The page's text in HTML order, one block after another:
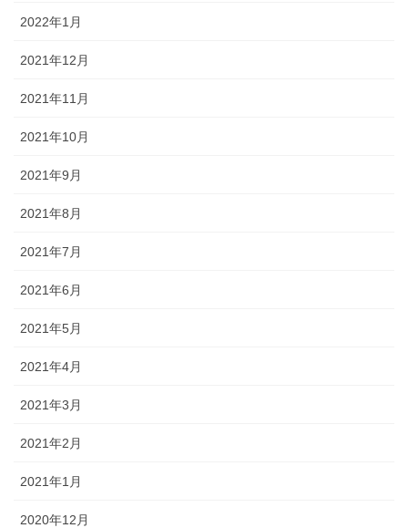
2022年1月
2021年12月
2021年11月
2021年10月
2021年9月
2021年8月
2021年7月
2021年6月
2021年5月
2021年4月
2021年3月
2021年2月
2021年1月
2020年12月